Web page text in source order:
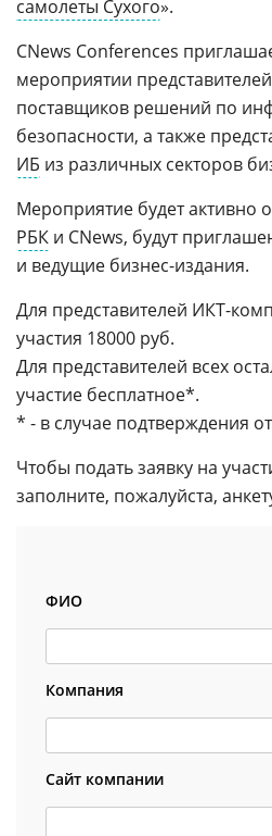
самолеты Сухого».
CNews Conferences
мероприятии
поставщиков решений по
безопасности, а также
ИБ из различных секторов
Мероприятие будет активно
РБК и CNews, будут
и ведущие бизнес-издания.
Для представителей ИКТ-
участия 18000 руб.
Для представителей всех
участие бесплатное*.
* - в случае подтверждения от
Чтобы подать заявку на
заполните, пожалуйста,
ФИО
Компания
Сайт компании